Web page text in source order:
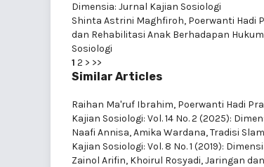
Dimensia: Jurnal Kajian Sosiologi
Shinta Astrini Maghfiroh, Poerwanti Hadi
dan Rehabilitasi Anak Berhadapan Hukum
Sosiologi
1 2 > >>
Similar Articles
Raihan Ma'ruf Ibrahim, Poerwanti Hadi
Kajian Sosiologi: Vol. 14 No. 2 (2025):
Naafi Annisa, Amika Wardana,Tradisi
Kajian Sosiologi: Vol. 8 No. 1 (2019):
Zainol Arifin, Khoirul Rosyadi,Jaringan